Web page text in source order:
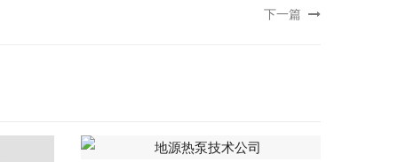
下一篇